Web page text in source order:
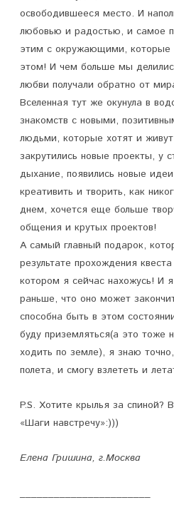
освободившееся место. И
любовью и радостью, и самое
этим с окружающими, которые
этом! И чем больше мы
любви получали обратно от
Вселенная тут же окунула в
знакомств с новыми,
людьми, которые хотят и
закрутились новые проекты, у
дыхание, появились новые
креативить и творить, как
днем, хочется еще больше
общения и крутых проектов!
А самый главный подарок,
результате прохождения
котором я сейчас нахожусь! И
раньше, что оно может
способна быть в этом
буду приземляться(а это
ходить по земле), я знаю
полета, и смогу взлететь и
P.S. Хотите крылья за спиной?
«Шаги навстречу»:)))
Елена Гришина, г.Москва